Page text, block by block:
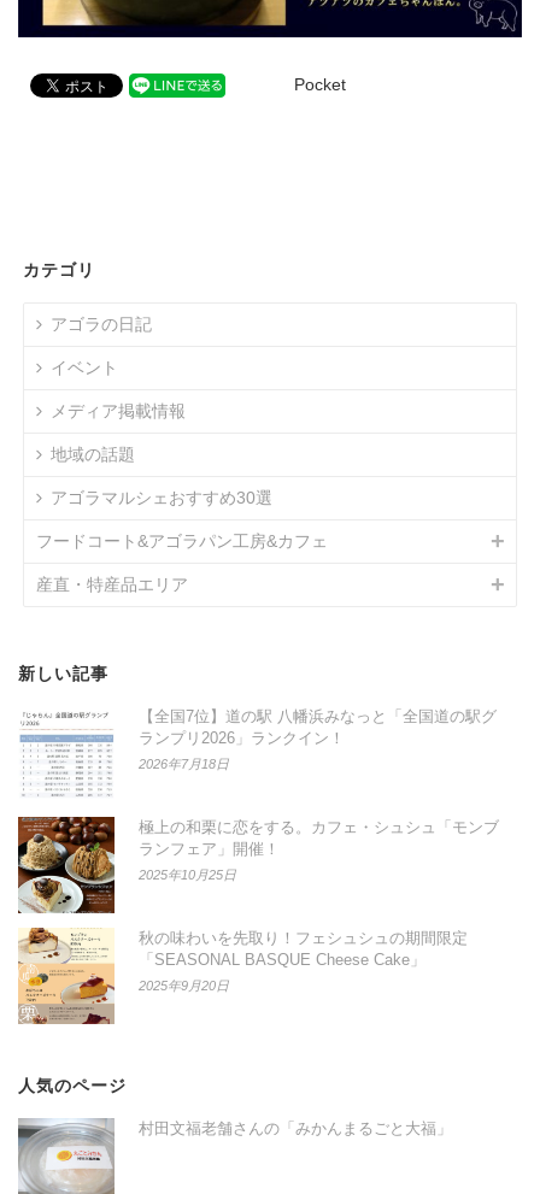
Pocket
カテゴリ
アゴラの日記
イベント
メディア掲載情報
地域の話題
アゴラマルシェおすすめ30選
フードコート&アゴラパン工房&カフェ
産直・特産品エリア
新しい記事
【全国7位】道の駅 八幡浜みなっと「全国道の駅グ
ランプリ2026」ランクイン！
2026年7月18日
極上の和栗に恋をする。カフェ・シュシュ「モンブ
ランフェア」開催！
2025年10月25日
秋の味わいを先取り！フェシュシュの期間限定
「SEASONAL BASQUE Cheese Cake」
2025年9月20日
人気のページ
村田文福老舗さんの「みかんまるごと大福」